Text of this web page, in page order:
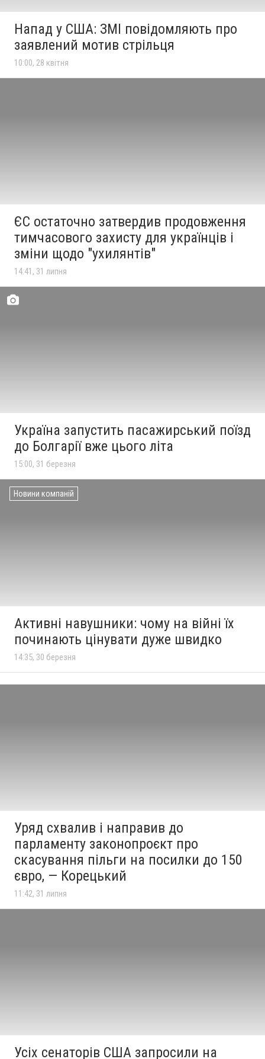
Напад у США: ЗМІ повідомляють про
заявлений мотив стрільця
10:00, 28 квітня
ЄС остаточно затвердив продовження
тимчасового захисту для українців і
зміни щодо "ухилянтів"
14:41, 31 липня
Україна запустить пасажирський поїзд
до Болгарії вже цього літа
15:00, 31 березня
Новини компаній
Активні навушники: чому на війні їх
починають цінувати дуже швидко
14:35, 30 березня
Уряд схвалив і направив до
парламенту законопроєкт про
скасування пільги на посилки до 150
євро, — Корецький
11:42, 31 липня
Усіх сенаторів США запросили на